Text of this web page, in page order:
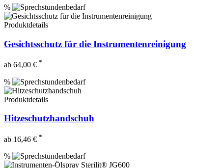
%
Produktdetails
Gesichtsschutz für die Instrumentenreinigung
ab 64,00 € *
%
Produktdetails
Hitzeschutzhandschuh
ab 16,46 € *
%